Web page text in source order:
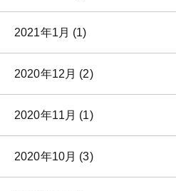
2021年1月 (1)
2020年12月 (2)
2020年11月 (1)
2020年10月 (3)